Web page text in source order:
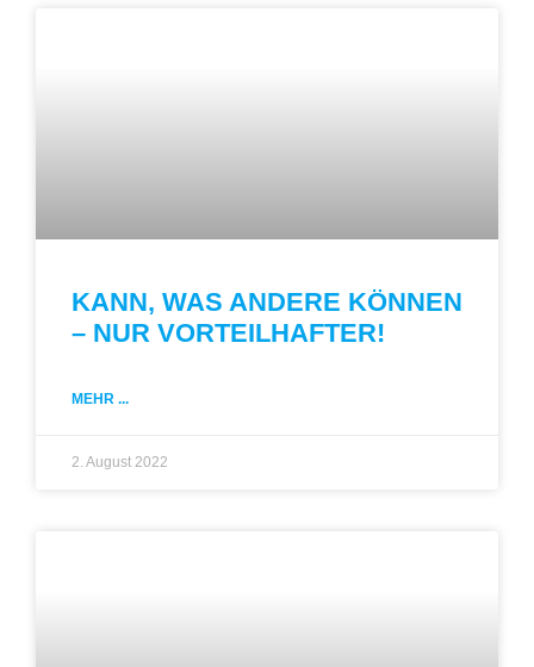
KANN, WAS ANDERE KÖNNEN
– NUR VORTEILHAFTER!
MEHR ...
2. August 2022